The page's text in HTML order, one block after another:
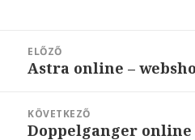
navigáció
ELŐZŐ
Korábbi
Astra online –
KÖVETKEZŐ
Következő
Doppelganger online